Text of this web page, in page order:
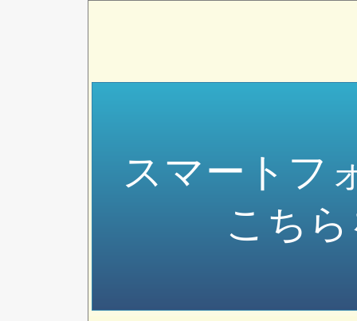
スマートフ
こち